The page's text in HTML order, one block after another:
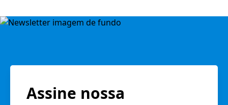
Assine nossa